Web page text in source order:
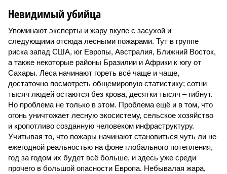
Невидимый убийца
Упоминают эксперты и жару вкупе с засухой и
следующими отсюда лесными пожарами. Тут в группе
риска запад США, юг Европы, Австралия, Ближний Восток,
а также некоторые районы Бразилии и Африки к югу от
Сахары. Леса начинают гореть всё чаще и чаще,
достаточно посмотреть общемировую статистику; сотни
тысяч людей остаются без крова, десятки тысяч – гибнут.
Но проблема не только в этом. Проблема ещё и в том, что
огонь уничтожает лесную экосистему, сельское хозяйство
и кропотливо созданную человеком инфраструктуру.
Учитывая то, что пожары начинают становиться чуть ли не
ежегодной реальностью на фоне глобального потепления,
год за годом их будет всё больше, и здесь уже среди
прочего в большой опасности Европа. Небывалая жара,